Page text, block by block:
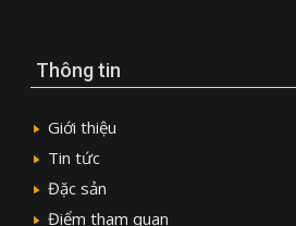
Thông tin
Giới thiệu
Tin tức
Đặc sản
Điểm tham quan